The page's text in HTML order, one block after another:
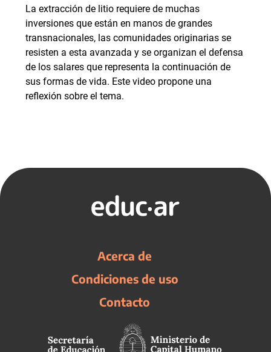
La extracción de litio requiere de muchas
inversiones que están en manos de grandes
transnacionales, las comunidades originarias se
resisten a esta avanzada y se organizan el defensa
de los salares que representa la continuación de
sus formas de vida. Este video propone una
reflexión sobre el tema.
Acerca de
Condiciones de uso
Contacto